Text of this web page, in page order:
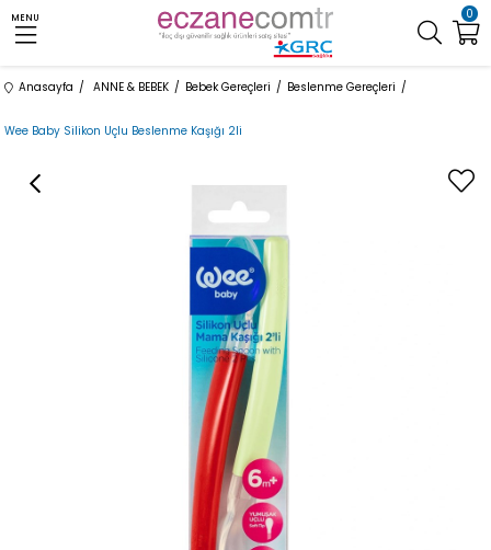
0
MENU
Anasayfa ANNE & BEBEK Bebek Gereçleri Beslenme Gereçleri
Wee Baby Silikon Uçlu Beslenme Kaşığı 2li